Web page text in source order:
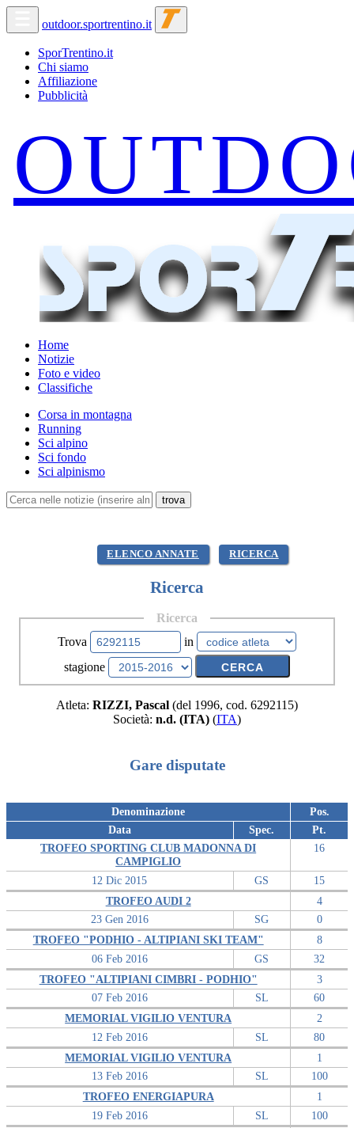
outdoor.sportrentino.it
SporTrentino.it
Chi siamo
Affiliazione
Pubblicità
Home
Notizie
Foto e video
Classifiche
Corsa in montagna
Running
Sci alpino
Sci fondo
Sci alpinismo
ELENCO ANNATE RICERCA
Ricerca
Ricerca
Trova
in
stagione
Atleta: RIZZI, Pascal (del 1996, cod. 6292115)
Società: n.d. (ITA) (ITA)
Gare disputate
Data
Denominazione
Spec.
Pos.
Pt.
12 Dic 2015
TROFEO SPORTING CLUB MADONNA DI
CAMPIGLIO
GS
16
15
23 Gen 2016
TROFEO AUDI 2
SG
4
0
06 Feb 2016
TROFEO "PODHIO - ALTIPIANI SKI TEAM"
GS
8
32
07 Feb 2016
TROFEO "ALTIPIANI CIMBRI - PODHIO"
SL
3
60
12 Feb 2016
MEMORIAL VIGILIO VENTURA
SL
2
80
13 Feb 2016
MEMORIAL VIGILIO VENTURA
SL
1
100
19 Feb 2016
TROFEO ENERGIAPURA
SL
1
100